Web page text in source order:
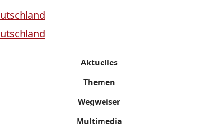
Aktuelles
Themen
Wegweiser
Multimedia